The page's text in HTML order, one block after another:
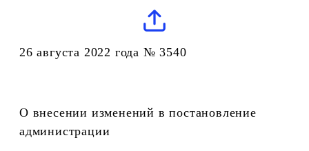
26 августа 2022 года № 3540
О внесении изменений в постановление
администрации